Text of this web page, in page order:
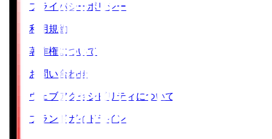
プライバシーポリシー
利用規約
著作権について
お問い合わせ
ウェブアクセシビリティについて
ブランドガイドライン